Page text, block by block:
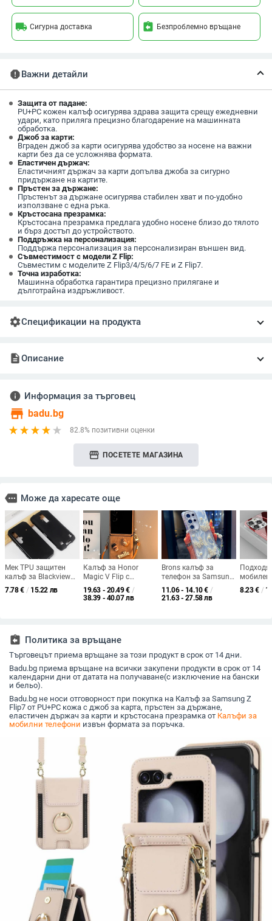
local_shipping Сигурна доставка assignment_return Безпроблемно връщане
reportВажни детайли
Защита от падане:
PU+PC кожен калъф осигурява здрава защита срещу ежедневни
удари, като приляга прецизно благодарение на машинната
обработка.
Джоб за карти:
Вграден джоб за карти осигурява удобство за носене на важни
карти без да се усложнява формата.
Еластичен държач:
Еластичният държач за карти допълва джоба за сигурно
придържане на картите.
Пръстен за държане:
Пръстенът за държане осигурява стабилен хват и по-удобно
използване с една ръка.
Кръстосана презрамка:
Кръстосана презрамка предлага удобно носене близо до тялото
и бърз достъп до устройството.
Поддръжка на персонализация:
Поддържа персонализация за персонализиран външен вид.
Съвместимост с модели Z Flip:
Съвместим с моделите Z Flip3/4/5/6/7 FE и Z Flip7.
Точна изработка:
Машинна обработка гарантира прецизно прилягане и
дълготрайна издръжливост.
settingsСпецификации на продукта
descriptionОписание
info Информация за търговец
store badu.bg
82.8% позитивни оценки
storefront ПОСЕТЕТЕ МАГАЗИНА
more Може да харесате още
Мек TPU защитен
калъф за Blackview
BV9900, BV9700 и
BV6900
7.78€ / 15.22 лв
Калъф за Honor
Magic V Flip с
сгъваем дизайн,
мъхеста текстура,
19.63 - 20.49€ /
38.39 - 40.07 лв
Brons калъф за
телефон за Samsung
— пълен обхват,
стилен и креативен
11.06 - 14.10€ /
21.63 - 27.58 лв
мобилен
Apple 16
8.23€ /
assignment_return Политика за връщане
Търговецът приема връщане за този продукт в срок от 14 дни.
Badu.bg приема връщане на всички закупени продукти в срок от 14
календарни дни от датата на получаване(с изключение на бански
и бельо).
Badu.bg не носи отговорност при покупка на Калъф за Samsung Z
Flip7 от PU+PC кожа с джоб за карта, пръстен за държане,
еластичен държач за карти и кръстосана презрамка от Калъфи за
мобилни телефони извън формата за поръчка.